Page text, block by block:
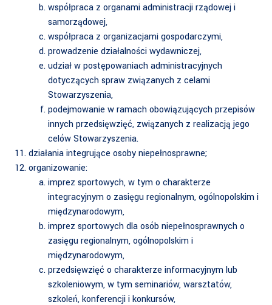
współpraca z organami administracji rządowej i
samorządowej,
współpraca z organizacjami gospodarczymi,
prowadzenie działalności wydawniczej,
udział w postępowaniach administracyjnych
dotyczących spraw związanych z celami
Stowarzyszenia,
podejmowanie w ramach obowiązujących przepisów
innych przedsięwzięć, związanych z realizacją jego
celów Stowarzyszenia.
działania integrujące osoby niepełnosprawne;
organizowanie:
imprez sportowych, w tym o charakterze
integracyjnym o zasięgu regionalnym, ogólnopolskim i
międzynarodowym,
imprez sportowych dla osób niepełnosprawnych o
zasięgu regionalnym, ogólnopolskim i
międzynarodowym,
przedsięwzięć o charakterze informacyjnym lub
szkoleniowym, w tym seminariów, warsztatów,
szkoleń, konferencji i konkursów,